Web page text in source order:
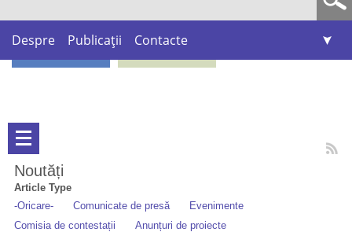
Despre Publicații Contacte
Noutăți
Article Type
-Oricare-
Comunicate de presă
Evenimente
Comisia de contestații
Anunțuri de proiecte